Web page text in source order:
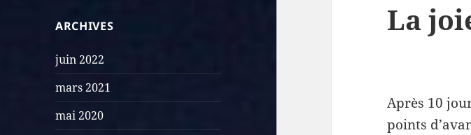
ARCHIVES
juin 2022
mars 2021
mai 2020
La
Après 10
points